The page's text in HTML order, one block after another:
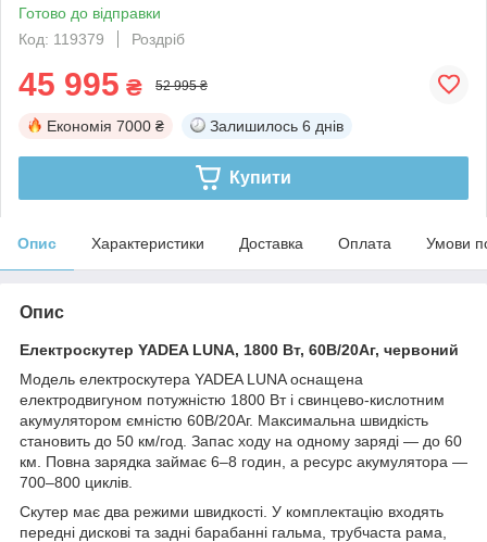
Готово до відправки
Код: 119379
Роздріб
45 995 ₴ 52 995 ₴
Економія 7000 ₴ Залишилось 6 днів
Купити
Опис Характеристики Доставка Оплата Умови
Опис
Електроскутер YADEA LUNA, 1800 Вт, 60В/20Аг, червоний
Модель електроскутера YADEA LUNA оснащена
електродвигуном потужністю 1800 Вт і свинцево-кислотним
акумулятором ємністю 60В/20Аг. Максимальна швидкість
становить до 50 км/год. Запас ходу на одному заряді — до 60
км. Повна зарядка займає 6–8 годин, а ресурс акумулятора —
700–800 циклів.
Скутер має два режими швидкості. У комплектацію входять
передні дискові та задні барабанні гальма, трубчаста рама,